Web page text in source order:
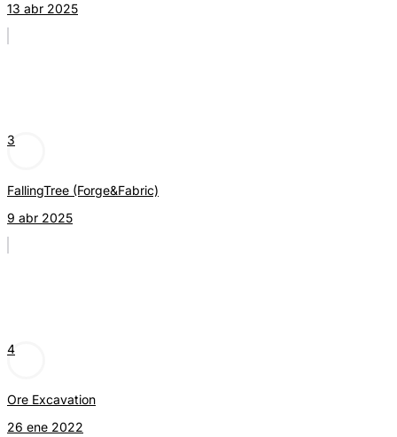
13 abr 2025
3
FallingTree (Forge&Fabric)
9 abr 2025
4
Ore Excavation
26 ene 2022